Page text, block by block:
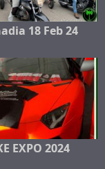
18 Feb 24
EXPO 2024